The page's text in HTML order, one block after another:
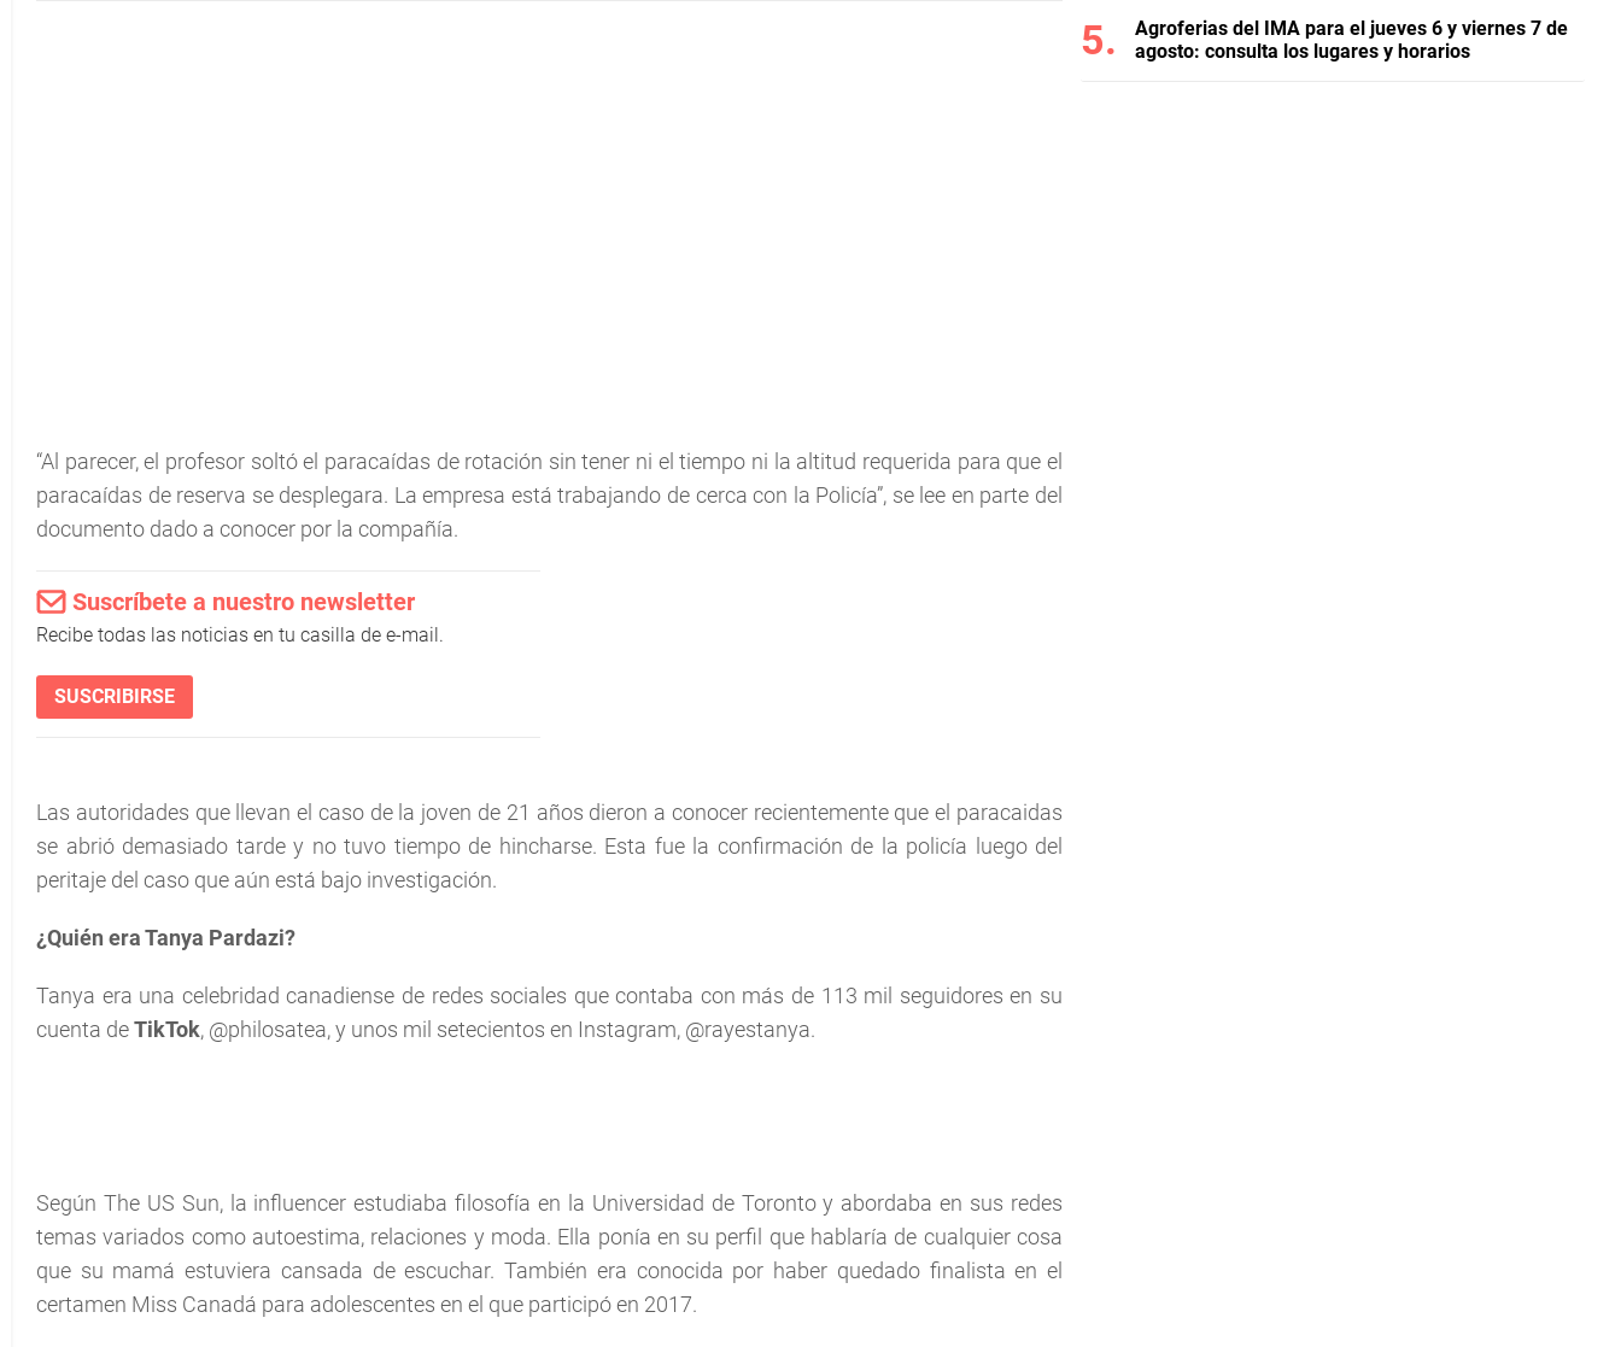
“Al parecer, el profesor soltó el paracaídas de rotación sin tener ni el tiempo ni la altitud requerida para que el
paracaídas de reserva se desplegara. La empresa está trabajando de cerca con la Policía”, se lee en parte del
documento dado a conocer por la compañía.
Suscríbete a nuestro newsletter
Recibe todas las noticias en tu casilla de e-mail.
SUSCRIBIRSE
Las autoridades que llevan el caso de la joven de 21 años dieron a conocer recientemente que el paracaidas
se abrió demasiado tarde y no tuvo tiempo de hincharse. Esta fue la confirmación de la policía luego del
peritaje del caso que aún está bajo investigación.
¿Quién era Tanya Pardazi?
Tanya era una celebridad canadiense de redes sociales que contaba con más de 113 mil seguidores en su
cuenta deTikTok, @philosatea, y unos mil setecientos en Instagram, @rayestanya.
Según The US Sun, la influencer estudiaba filosofía en la Universidad de Toronto y abordaba en sus redes
temas variados como autoestima, relaciones y moda. Ella ponía en su perfil que hablaría de cualquier cosa
que su mamá estuviera cansada de escuchar. También era conocida por haber quedado finalista en el
certamen Miss Canadá para adolescentes en el que participó en 2017.
Agroferias del IMA para el jueves 6 y viernes 7 de
agosto: consulta los lugares y horarios